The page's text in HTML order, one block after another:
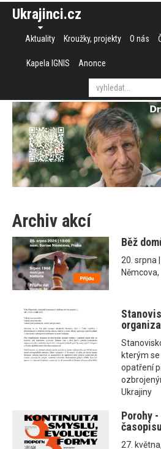
Ukrajinci.cz
Aktuality Kroužky, projekty O nás
Kapela IGNIS Anonce
Archiv akcí
Běž
20. srpna
kterým
opatření
Ukrajiny
Porohy
časopisu
27.